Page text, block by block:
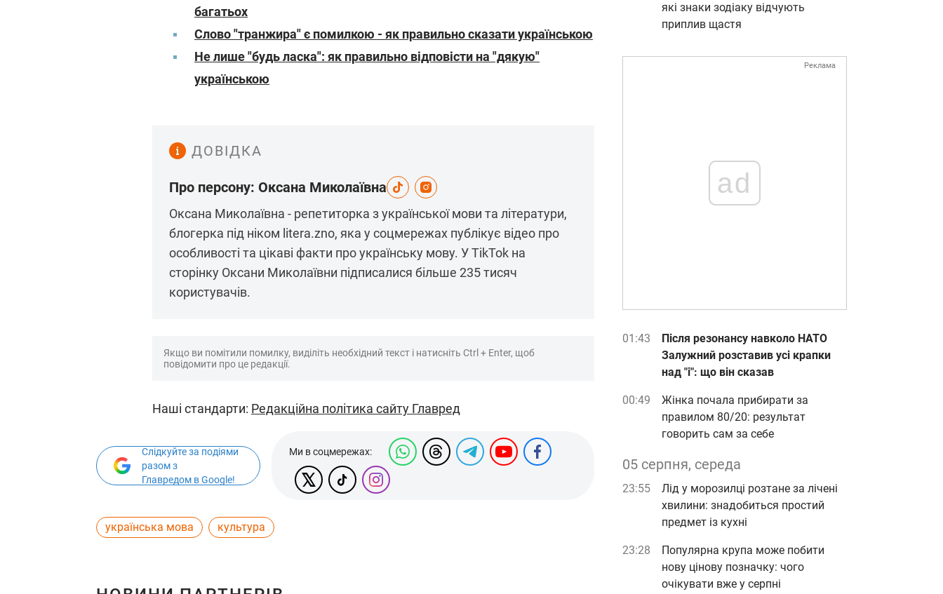
багатьох
Слово "транжира" є помилкою - як правильно сказати українською
Не лише "будь ласка": як правильно відповісти на "дякую"
українською
ДОВІДКА
Про персону: Оксана Миколаївна
Оксана Миколаївна - репетиторка з української мови та літератури,
блогерка під ніком litera.zno, яка у соцмережах публікує відео про
особливості та цікаві факти про українську мову. У TikTok на
сторінку Оксани Миколаївни підписалися більше 235 тисяч
користувачів.
Якщо ви помітили помилку, виділіть необхідний текст і натисніть Ctrl + Enter, щоб
повідомити про це редакції.
Наші стандарти: Редакційна політика сайту Главред
Слідкуйте за подіями
разом з
Главредом в Google!
Ми в соцмережах:
українська мова культура
які знаки зодіаку відчують
приплив щастя
Реклама
ad
01:43
Після резонансу навколо НАТО
Залужний розставив усі крапки
над "і": що він сказав
00:49
Жінка почала прибирати за
правилом 80/20: результат
говорить сам за себе
05 серпня, середа
23:55
Лід у морозилці розтане за лічені
хвилини: знадобиться простий
предмет із кухні
23:28
Популярна крупа може побити
нову цінову позначку: чого
очікувати вже у серпні